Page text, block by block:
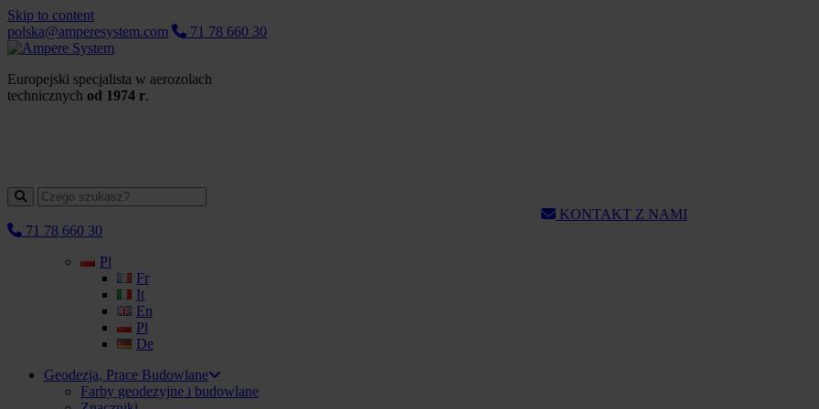
Skip to content
polska@amperesystem.com
71 78 660 30
Europejski specjalista w aerozolach
technicznych od 1974 r.
KONTAKT Z NAMI
71 78 660 30
Pl
Fr
It
En
Pl
De
Geodezja, Prace Budowlane
Farby geodezyjne i budowlane